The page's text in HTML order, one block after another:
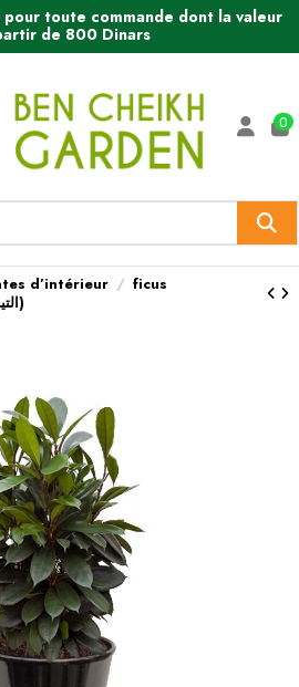
toute commande dont la valeur
de 800 Dinars
0
d’intérieur
ficus
cyathistipulata (التين المتسلق)